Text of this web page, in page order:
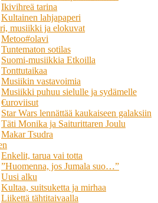
Ikivihreä tarina
Kultainen lahjapaperi
musiikki ja elokuvat
Metoo#olavi
Tuntematon sotilas
Suomi-musiikkia Etkoilla
Tonttutaikaa
Musiikin vastavoimia
Musiikki puhuu sielulle ja sydämelle
€uroviisut
Star Wars lennättää kaukaiseen galaksiin
Täti Monika ja Saiturittaren Joulu
Makar Tsudra
Enkelit, tarua vai totta
”Huomenna, jos Jumala suo…”
Uusi alku
Kultaa, suitsuketta ja mirhaa
Liikettä tähtitaivaalla